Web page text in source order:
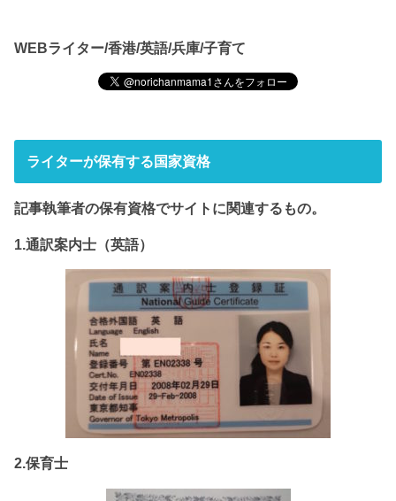
WEBライター/香港/英語/兵庫/子育て
ライターが保有する国家資格
記事執筆者の保有資格でサイト に関連するもの。
1.通訳案内士（英語）
2.保育士